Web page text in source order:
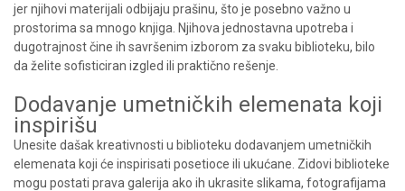
jer njihovi materijali odbijaju prašinu, što je posebno važno u
prostorima sa mnogo knjiga. Njihova jednostavna upotreba i
dugotrajnost čine ih savršenim izborom za svaku biblioteku, bilo
da želite sofisticiran izgled ili praktično rešenje.
Dodavanje umetničkih elemenata koji
inspirišu
Unesite dašak kreativnosti u biblioteku dodavanjem umetničkih
elemenata koji će inspirisati posetioce ili ukućane. Zidovi biblioteke
mogu postati prava galerija ako ih ukrasite slikama, fotografijama